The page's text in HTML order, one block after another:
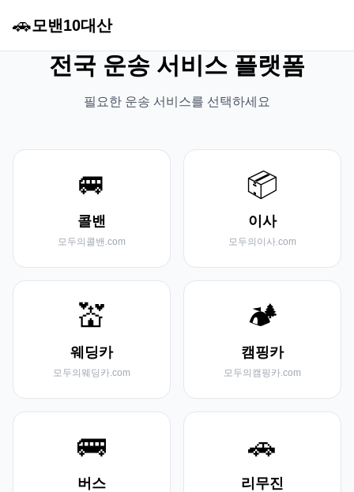
🚗모밴10대산
전국 운송 서비스 플랫폼
필요한 운송 서비스를 선택하세요
🚐
콜밴
모두의콜밴.com
📦
이사
모두의이사.com
💒
웨딩카
모두의웨딩카.com
🏕️
캠핑카
모두의캠핑카.com
🚌
버스
🚗
리무진